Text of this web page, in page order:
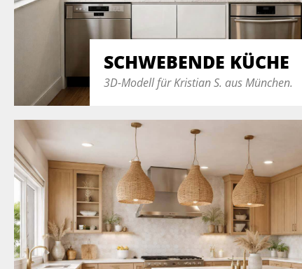
SCHWEBENDE KÜCHE
3D-Modell für Kristian S. aus München.